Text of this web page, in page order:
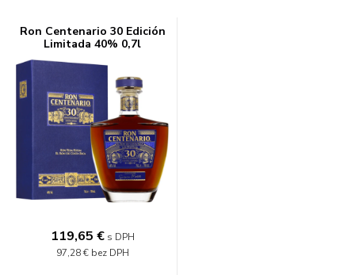
Ron Centenario 30 Edición
Limitada 40% 0,7l
119,65 € s DPH
97,28 € bez DPH